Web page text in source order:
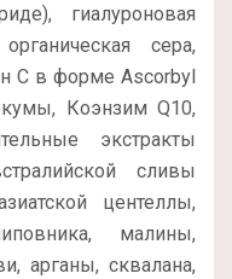
гиалуроновая
сера,
С в форме Ascorbyl
Коэнзим Q10,
экстракты
сливы
центеллы,
малины,
арганы, сквалана,